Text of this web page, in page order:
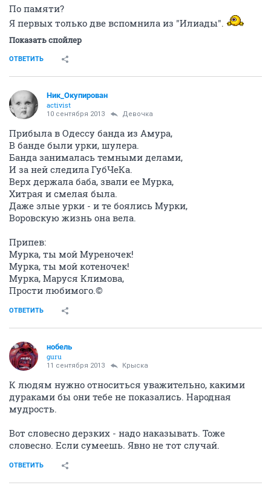
По памяти?
Я первых только две вспомнила из "Илиады".
Показать спойлер
ОТВЕТИТЬ
Ник_Окупирован
activist
10 сентября 2013 Девочка
Прибыла в Одессу банда из Амура,
В банде были урки, шулера.
Банда занималась темными делами,
И за ней следила ГубЧеКа.
Верх держала баба, звали ее Мурка,
Хитрая и смелая была.
Даже злые урки - и те боялись Мурки,
Воровскую жизнь она вела.
Припев:
Мурка, ты мой Муреночек!
Мурка, ты мой котеночек!
Мурка, Маруся Климова,
Прости любимого.©
ОТВЕТИТЬ
нобель
guru
11 сентября 2013 Крыска
К людям нужно относиться уважительно, какими
дураками бы они тебе не показались. Народная
мудрость.
Вот словесно дерзких - надо наказывать. Тоже
словесно. Если сумеешь. Явно не тот случай.
ОТВЕТИТЬ